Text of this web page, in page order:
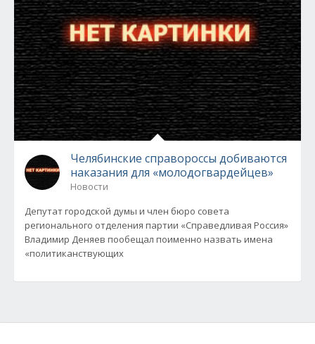
Челябинские справороссы добиваются
наказания для «молодогвардейцев»
Новости
Депутат городской думы и член бюро совета
регионального отделения партии «Справедливая Россия»
Владимир Деняев пообещал поименно назвать имена
«политиканствующих